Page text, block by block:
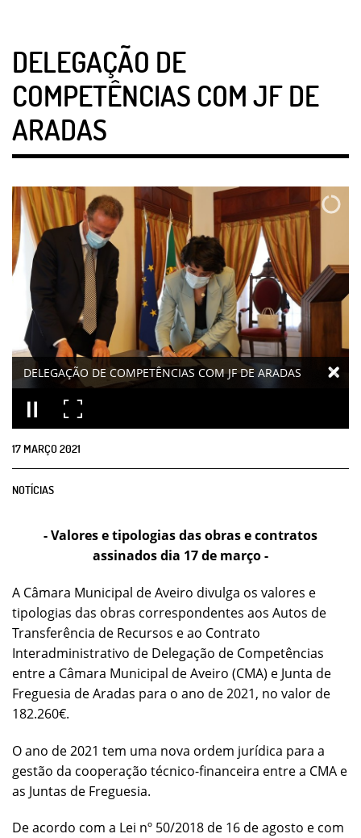
DELEGAÇÃO DE
COMPETÊNCIAS COM JF DE
ARADAS
DELEGAÇÃO DE COMPETÊNCIAS COM JF DE ARADAS
17 MARÇO2021
NOTÍCIAS
- Valores e tipologias das obras e contratos
assinados dia 17 de março -
A Câmara Municipal de Aveiro divulga os valores e
tipologias das obras correspondentes aos Autos de
Transferência de Recursos e ao Contrato
Interadministrativo de Delegação de Competências
entre a Câmara Municipal de Aveiro (CMA) e Junta de
Freguesia de Aradas para o ano de 2021, no valor de
182.260€.
O ano de 2021 tem uma nova ordem jurídica para a
gestão da cooperação técnico-financeira entre a CMA e
as Juntas de Freguesia.
De acordo com a Lei nº 50/2018 de 16 de agosto e com